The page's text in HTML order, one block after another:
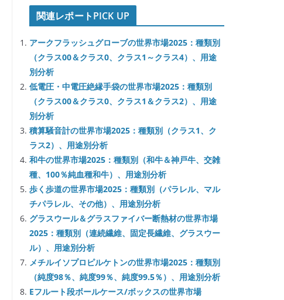
関連レポートPICK UP
アークフラッシュグローブの世界市場2025：種類別
（クラス00＆クラス0、クラス1～クラス4）、用途
別分析
低電圧・中電圧絶縁手袋の世界市場2025：種類別
（クラス00＆クラス0、クラス1＆クラス2）、用途
別分析
積算騒音計の世界市場2025：種類別（クラス1、ク
ラス2）、用途別分析
和牛の世界市場2025：種類別（和牛＆神戸牛、交雑
種、100％純血種和牛）、用途別分析
歩く歩道の世界市場2025：種類別（パラレル、マル
チパラレル、その他）、用途別分析
グラスウール＆グラスファイバー断熱材の世界市場
2025：種類別（連続繊維、固定長繊維、グラスウー
ル）、用途別分析
メチルイソプロピルケトンの世界市場2025：種類別
（純度98％、純度99％、純度99.5％）、用途別分析
Eフルート段ボールケース/ボックスの世界市場